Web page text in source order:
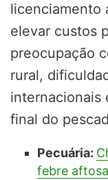
licenciamento
elevar custos
preocupação
rural,
internacionais
final do
Pecuária:
febre